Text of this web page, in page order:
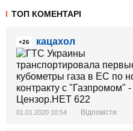
ТОП КОМЕНТАРІ
+26 кацахол
01.01.2020 10:54 Відповісти